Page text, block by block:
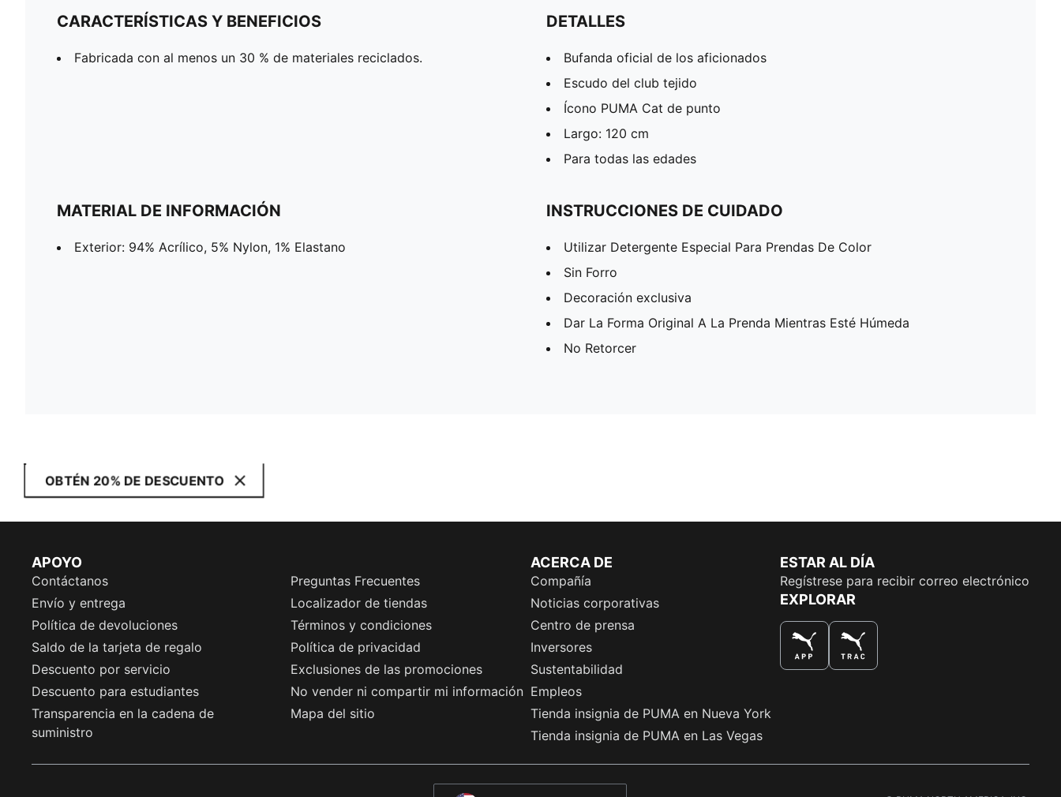
CARACTERÍSTICAS Y BENEFICIOS
Fabricada con al menos un 30 % de materiales reciclados.
DETALLES
Bufanda oficial de los aficionados
Escudo del club tejido
Ícono PUMA Cat de punto
Largo: 120 cm
Para todas las edades
MATERIAL DE INFORMACIÓN
Exterior: 94% Acrílico, 5% Nylon, 1% Elastano
INSTRUCCIONES DE CUIDADO
Utilizar Detergente Especial Para Prendas De Color
Sin Forro
Decoración exclusiva
Dar La Forma Original A La Prenda Mientras Esté Húmeda
No Retorcer
OBTÉN 20% DE DESCUENTO
APOYO
Contáctanos
Preguntas Frecuentes
Envío y entrega
Localizador de tiendas
Política de devoluciones
Términos y condiciones
Saldo de la tarjeta de regalo
Política de privacidad
Descuento por servicio
Exclusiones de las promociones
Descuento para estudiantes
No vender ni compartir mi información
Transparencia en la cadena de
suministro
Mapa del sitio
ACERCA DE
Compañía
Noticias corporativas
Centro de prensa
Inversores
Sustentabilidad
Empleos
Tienda insignia de PUMA en Nueva York
Tienda insignia de PUMA en Las Vegas
ESTAR AL DÍA
Regístrese para recibir correo electrónico
EXPLORAR